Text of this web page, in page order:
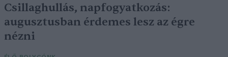
Csillaghullás, napfogyatkozás:
augusztusban érdemes lesz az égre
nézni